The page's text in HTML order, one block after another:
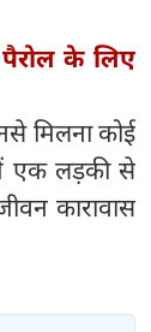
के लिए
मिलना कोई
एक लड़की से
कारावास